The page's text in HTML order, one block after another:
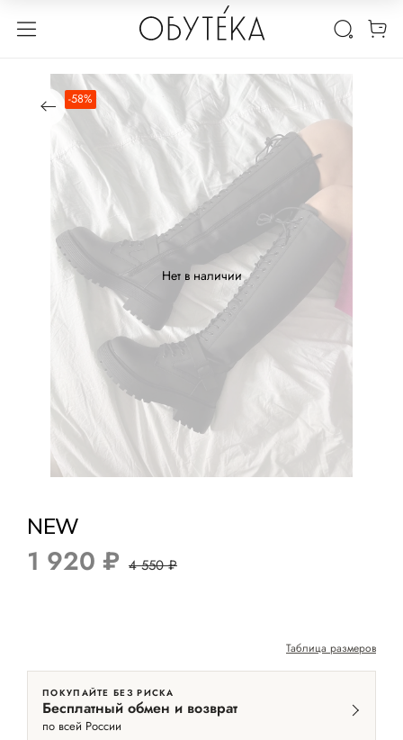
Нет в наличии
-58%
NEW
1 920 ₽ 4 550 ₽
Таблица размеров
ПОКУПАЙТЕ БЕЗ РИСКА
Бесплатный обмен и возврат
по всей России